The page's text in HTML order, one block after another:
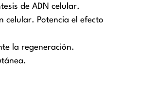
de ADN celular.
Potencia el efecto
la regeneración.